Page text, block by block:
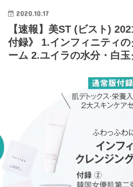
2020.10.17
【速報】美ST (ビスト)
付録》 1.インフィニティの
ーム 2.ユイラの水分・白